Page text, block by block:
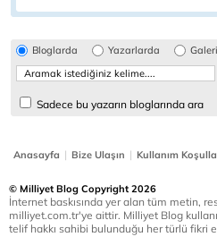
Bloglarda Yazarlarda
Sadece bu yazarın bloglarında ara
Anasayfa | Bize Ulaşın | Kullanım
© Milliyet Blog Copyright 2026
İnternet baskısında yer alan tüm metin,
milliyet.com.tr'ye aittir. Milliyet Blog
telif hakkı sahibi bulunduğu her türlü fikri